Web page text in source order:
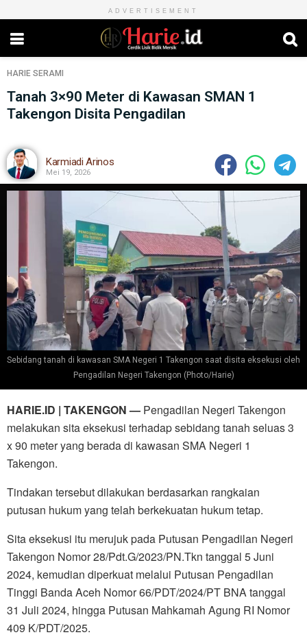
ADVERTISEMENT
HARIE SERAMI
Tanah 3×90 Meter di Kawasan SMAN 1
Takengon Disita Pengadilan
Karmiadi Arinos
Mei 19, 2026
Sebidang tanah di kawasan SMA Negeri 1 Takengon saat disita eksekusi oleh
Pengadilan Negeri Takengon (Photo/Harie)
HARIE.ID | TAKENGON — Pengadilan Negeri Takengon
melakukan sita eksekusi terhadap sebidang tanah seluas 3
x 90 meter yang berada di kawasan SMA Negeri 1
Takengon.
Tindakan tersebut dilakukan berdasarkan rangkaian
putusan hukum yang telah berkekuatan hukum tetap.
Sita eksekusi itu merujuk pada Putusan Pengadilan Negeri
Takengon Nomor 28/Pdt.G/2023/PN.Tkn tanggal 5 Juni
2024, kemudian diperkuat melalui Putusan Pengadilan
Tinggi Banda Aceh Nomor 66/PDT/2024/PT BNA tanggal
31 Juli 2024, hingga Putusan Mahkamah Agung RI Nomor
409 K/PDT/2025.